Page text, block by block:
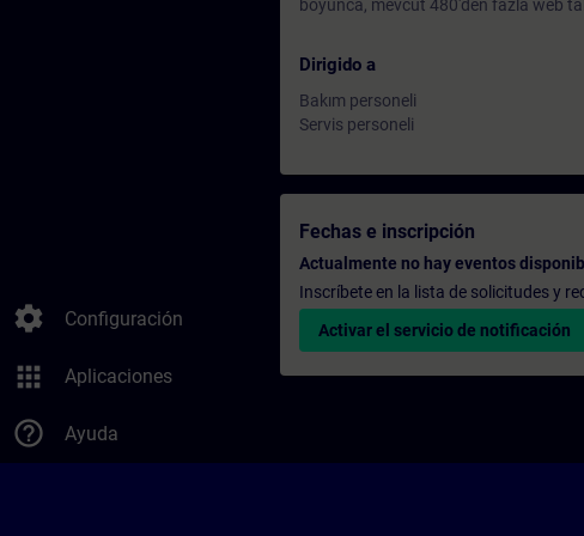
settings Configuración
apps Aplicaciones
help_outline Ayuda
boyunca, mevcut 480'den fazla web
Dirigido a
Bakım personeli
Servis personeli
Fechas e inscripción
Actualmente no hay eventos
Inscríbete en la lista de solicitudes y
Activar el servicio de notificación